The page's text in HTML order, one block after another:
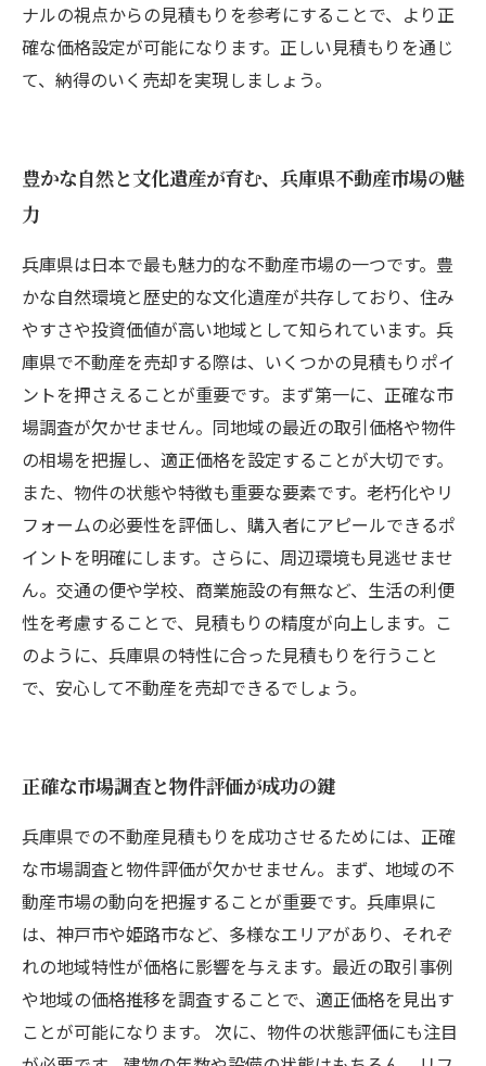
ナルの視点からの見積もりを参考にすることで、より正
確な価格設定が可能になります。正しい見積もりを通じ
て、納得のいく売却を実現しましょう。
豊かな自然と文化遺産が育む、兵庫県不動産市場の魅
力
兵庫県は日本で最も魅力的な不動産市場の一つです。豊
かな自然環境と歴史的な文化遺産が共存しており、住み
やすさや投資価値が高い地域として知られています。兵
庫県で不動産を売却する際は、いくつかの見積もりポイ
ントを押さえることが重要です。まず第一に、正確な市
場調査が欠かせません。同地域の最近の取引価格や物件
の相場を把握し、適正価格を設定することが大切です。
また、物件の状態や特徴も重要な要素です。老朽化やリ
フォームの必要性を評価し、購入者にアピールできるポ
イントを明確にします。さらに、周辺環境も見逃せませ
ん。交通の便や学校、商業施設の有無など、生活の利便
性を考慮することで、見積もりの精度が向上します。こ
のように、兵庫県の特性に合った見積もりを行うこと
で、安心して不動産を売却できるでしょう。
正確な市場調査と物件評価が成功の鍵
兵庫県での不動産見積もりを成功させるためには、正確
な市場調査と物件評価が欠かせません。まず、地域の不
動産市場の動向を把握することが重要です。兵庫県に
は、神戸市や姫路市など、多様なエリアがあり、それぞ
れの地域特性が価格に影響を与えます。最近の取引事例
や地域の価格推移を調査することで、適正価格を見出す
ことが可能になります。 次に、物件の状態評価にも注目